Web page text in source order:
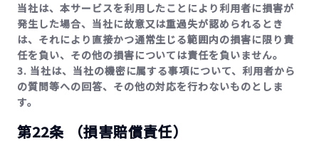
当社は、本サービスを利用したことにより利用者に損害が
発生した場合、当社に故意又は重過失が認められるとき
は、それにより直接かつ通常生じる範囲内の損害に限り責
任を負い、その他の損害については責任を負いません。
3. 当社は、当社の機密に属する事項について、利用者から
の質問等への回答、その他の対応を行わないものとしま
す。
第22条 （損害賠償責任）